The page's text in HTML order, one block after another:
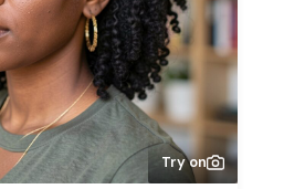
Try on